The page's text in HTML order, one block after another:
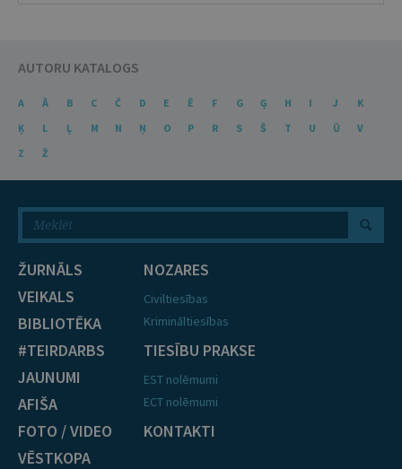
AUTORU KATALOGS
A Ā B C Č D E Ē F G Ģ H I J
K
Ķ
L Ļ M N Ņ O P R S Š T U Ū
V
Z
Ž
ŽURNĀLS
VEIKALS
BIBLIOTĒKA
#TEIRDARBS
JAUNUMI
AFIŠA
FOTO / VIDEO
VĒSTKOPA
NOZARES
Civiltiesības
Krimināltiesības
TIESĪBU PRAKSE
EST nolēmumi
ECT nolēmumi
KONTAKTI